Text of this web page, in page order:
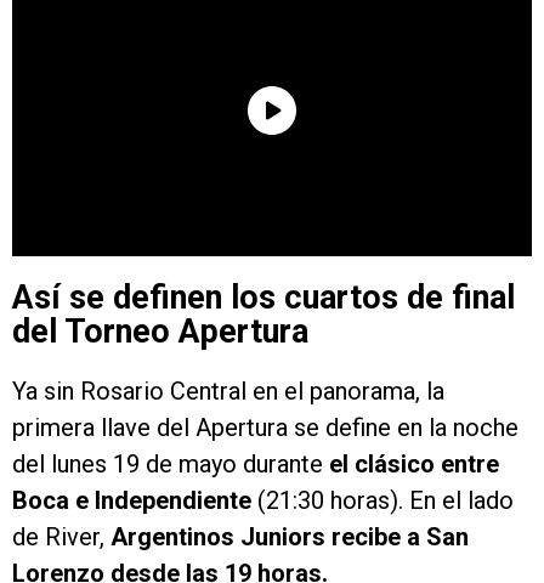
Así se definen los cuartos de final
del Torneo Apertura
Ya sin Rosario Central en el panorama, la
primera llave del Apertura se define en la noche
del lunes 19 de mayo durante el clásico entre
Boca e Independiente (21:30 horas). En el lado
de River, Argentinos Juniors recibe a San
Lorenzo desde las 19 horas.